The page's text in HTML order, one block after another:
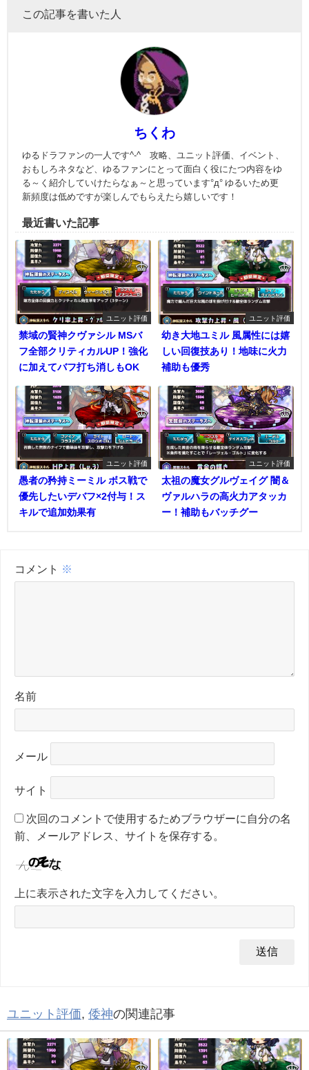
この記事を書いた人
ちくわ
ゆるドラファンの一人です^-^ 攻略、ユニット評価、イベント、
おもしろネタなど、ゆるファンにとって面白く役にたつ内容をゆ
る～く紹介していけたらなぁ～と思っています°д° ゆるいため更
新頻度は低めですが楽しんでもらえたら嬉しいです！
最近書いた記事
ユニット評価
禁域の賢神クヴァシル MSバ
フ全部クリティカルUP！強化
に加えてバフ打ち消しもOK
ユニット評価
幼き大地ユミル 風属性には嬉
しい回復技あり！地味に火力
補助も優秀
ユニット評価
愚者の矜持ミーミル ボス戦で
優先したいデバフ×2付与！ス
キルで追加効果有
ユニット評価
太祖の魔女グルヴェイグ 闇＆
ヴァルハラの高火力アタッカ
ー！補助もバッチグー
コメント ※
名前
メール
サイト
次回のコメントで使用するためブラウザーに自分の名
前、メールアドレス、サイトを保存する。
上に表示された文字を入力してください。
ユニット評価, 倭神の関連記事